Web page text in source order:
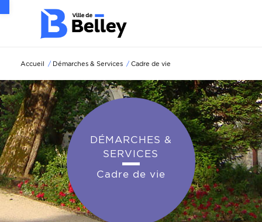
Accueil / Démarches & Services / Cadre de vie
DÉMARCHES &
SERVICES
Cadre de vie